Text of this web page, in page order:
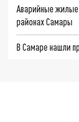
Аварийные жилые
районах Самары
В Самаре нашли